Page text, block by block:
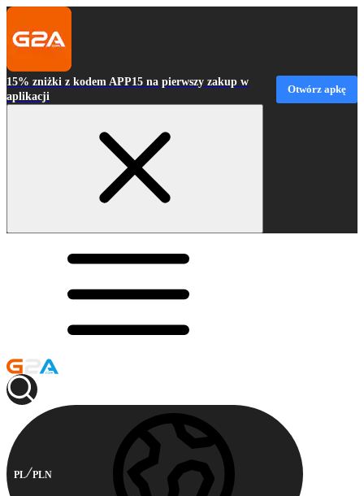
15% zniżki z kodem APP15 na pierwszy zakup w
aplikacji
Otwórz apkę
PL PLN